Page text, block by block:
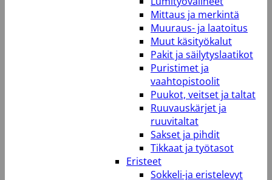
Mittaus ja merkintä
Muuraus- ja laatoitus
Muut käsityökalut
Pakit ja säilytyslaatikot
Puristimet ja
vaahtopistoolit
Puukot, veitset ja taltat
Ruuvauskärjet ja
ruuvitaltat
Sakset ja pihdit
Tikkaat ja työtasot
Eristeet
Sokkeli-ja eristelevyt